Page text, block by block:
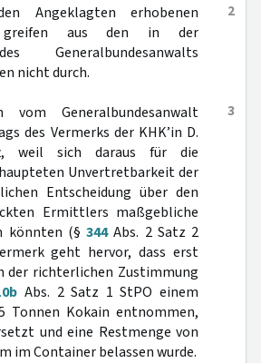
2
Angeklagten erhobenen
greifen aus den in der
Generalbundesanwalts
nicht durch.
3
Generalbundesanwalt
des Vermerks der KHK’in D.
weil sich daraus für die
Unvertretbarkeit der
Entscheidung über den
Ermittlers maßgebliche
könnten (§ 344Abs. 2 Satz 2
geht hervor, dass erst
der richterlichen Zustimmung
Abs. 2 Satz 1 StPO einem
Tonnen Kokain entnommen,
und eine Restmenge von
im Container belassen wurde.